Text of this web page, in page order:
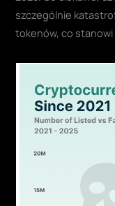
szczególnie
tokenów, co